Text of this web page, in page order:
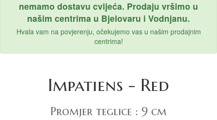
nemamo dostavu cvijeća. Prodaju vršimo u
našim centrima u Bjelovaru i Vodnjanu.
Hvala vam na povjerenju, očekujemo vas u našim prodajnim
centrima!
Impatiens - Red
Promjer teglice : 9 cm